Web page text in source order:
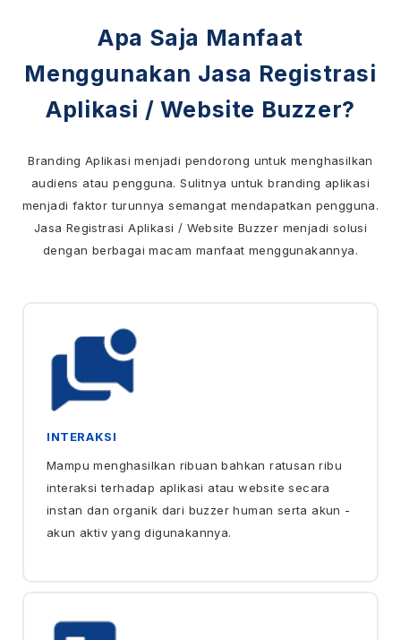
Apa Saja Manfaat
Menggunakan Jasa Registrasi
Aplikasi / Website Buzzer?
Branding Aplikasi menjadi pendorong untuk menghasilkan
audiens atau pengguna. Sulitnya untuk branding aplikasi
menjadi faktor turunnya semangat mendapatkan pengguna.
Jasa Registrasi Aplikasi / Website Buzzer menjadi solusi
dengan berbagai macam manfaat menggunakannya.
INTERAKSI
Mampu menghasilkan ribuan bahkan ratusan ribu
interaksi terhadap aplikasi atau website secara
instan dan organik dari buzzer human serta akun -
akun aktiv yang digunakannya.